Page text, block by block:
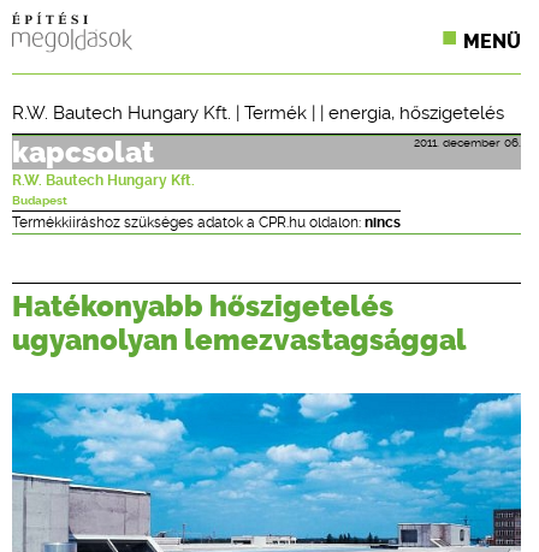
MENÜ
ONLINE KÉPZÉSEK
TERVEZÉSI SEGÉDLETEK
R.W. Bautech Hungary Kft. | Termék | | energia, hőszigetelés
2011. december 06.
kapcsolat
R.W. Bautech Hungary Kft.
Budapest
Termékkiíráshoz szükséges adatok a CPR.hu oldalon: nincs
Hatékonyabb hőszigetelés
ugyanolyan lemezvastagsággal